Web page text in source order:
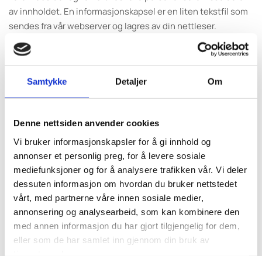
Samtykke Detaljer Om
Denne nettsiden anvender cookies
Vi bruker informasjonskapsler for å gi innhold og
annonser et personlig preg, for å levere sosiale
mediefunksjoner og for å analysere trafikken vår. Vi deler
dessuten informasjon om hvordan du bruker nettstedet
vårt, med partnerne våre innen sosiale medier,
annonsering og analysearbeid, som kan kombinere den
med annen informasjon du har gjort tilgjengelig for dem,
eller som de har samlet inn gjennom din bruk av
av innholdet. En informasjonskapsel er en liten tekstfil som
sendes fra vår webserver og lagres av din nettleser.
Informasjonen som lagres kan være opplysninger om
hvordan våre brukere har surfet på og anvendt våre
nettsider, og om hvilken nettleser de har brukt.
inneholder aldri noen form for personlig informasjon, alt er
anonymt. IP-adresser lagres ikke i vår database der vi lagrer
atferd på nettstedet, derfor kan informasjon om deg som
bruker aldri kobles sammen med din identitet. Din IP-
adresse lagres av sikkerhetsmessige årsaker bare i de
tilfeller du selv aktivt registrerer deg på nettstedet.
FORMÅL
Utvikle og forbedre nettstedet gjennom å forstå